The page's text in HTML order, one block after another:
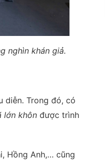
nghìn khán giả.
diễn. Trong đó, có
lớn khôn được trình
Hồng Anh,… cũng